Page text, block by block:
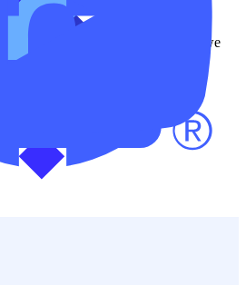
review! We’re thrilled to know we